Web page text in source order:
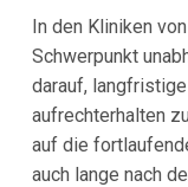
In den Kliniken
Schwerpunkt
darauf,
aufrechterhalten
auf die
auch lange nach